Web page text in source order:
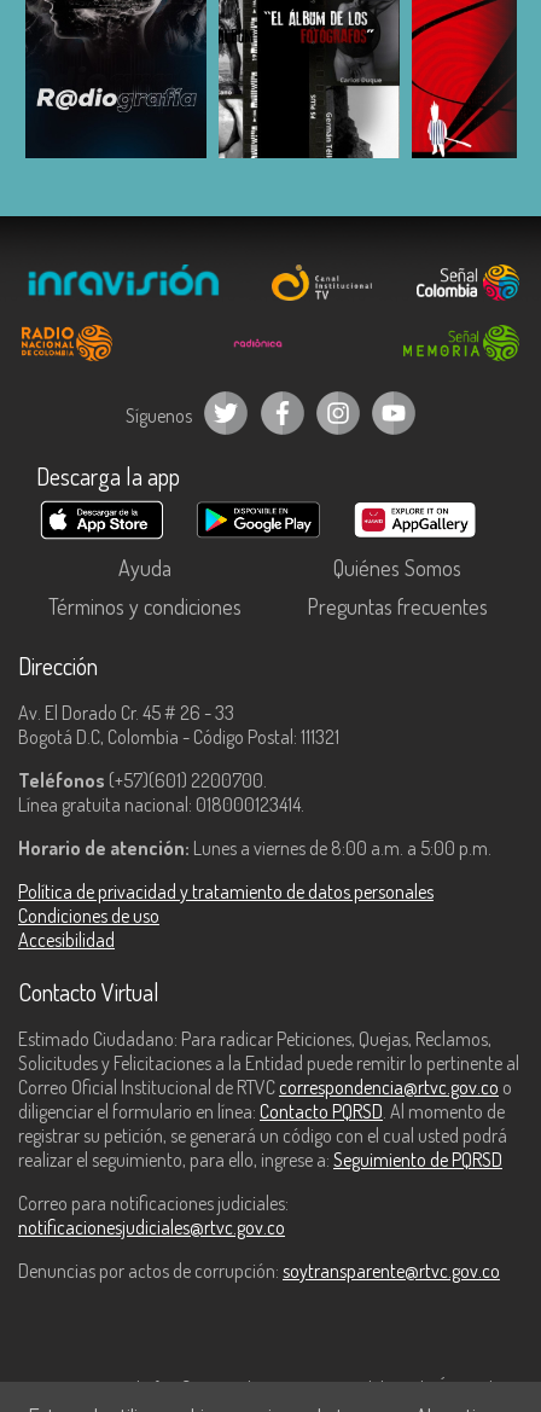
ESCUCHAR
Síguenos
Descarga la app
Ayuda
Quiénes Somos
Términos y condiciones
Preguntas frecuentes
Dirección
Av. El Dorado Cr. 45 # 26 - 33
Bogotá D.C, Colombia - Código Postal: 111321
Teléfonos (+57)(601) 2200700.
Línea gratuita nacional: 018000123414.
Horario de atención: Lunes a viernes de 8:00 a.m. a 5:00 p.m.
Política de privacidad y tratamiento de datos personales
Condiciones de uso
Accesibilidad
Contacto Virtual
Estimado Ciudadano: Para radicar Peticiones, Quejas, Reclamos,
Solicitudes y Felicitaciones a la Entidad puede remitir lo pertinente al
Correo Oficial Institucional de RTVC correspondencia@rtvc.gov.co o
diligenciar el formulario en línea: Contacto PQRSD . Al momento de
registrar su petición, se generará un código con el cual usted podrá
realizar el seguimiento, para ello, ingrese a: Seguimiento de PQRSD
Correo para notificaciones judiciales:
notificacionesjudiciales@rtvc.gov.co
Denuncias por actos de corrupción: soytransparente@rtvc.gov.co
Este contenido fue financiado con recursos del Fondo Único de